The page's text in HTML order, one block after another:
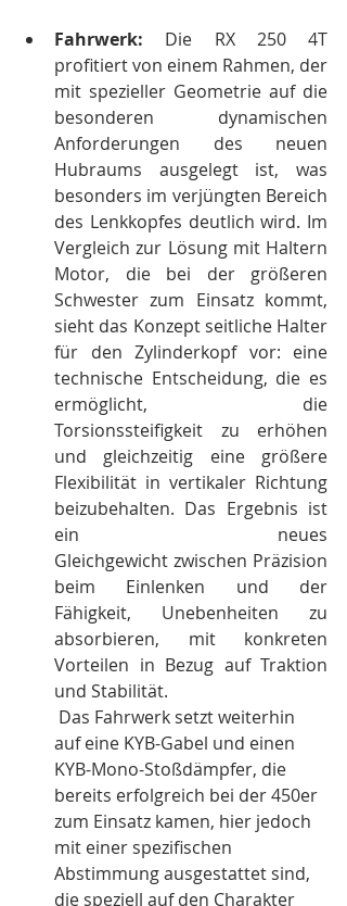
Fahrwerk: Die RX 250 4T
profitiert von einem Rahmen, der
mit spezieller Geometrie auf die
besonderen dynamischen
Anforderungen des neuen
Hubraums ausgelegt ist, was
besonders im verjüngten Bereich
des Lenkkopfes deutlich wird. Im
Vergleich zur Lösung mit Haltern
Motor, die bei der größeren
Schwester zum Einsatz kommt,
sieht das Konzept seitliche Halter
für den Zylinderkopf vor: eine
technische Entscheidung, die es
ermöglicht, die
Torsionssteifigkeit zu erhöhen
und gleichzeitig eine größere
Flexibilität in vertikaler Richtung
beizubehalten. Das Ergebnis ist
ein neues
Gleichgewicht zwischen Präzision
beim Einlenken und der
Fähigkeit, Unebenheiten zu
absorbieren, mit konkreten
Vorteilen in Bezug auf Traktion
und Stabilität.
Das Fahrwerk setzt weiterhin
auf eine KYB-Gabel und einen
KYB-Mono-Stoßdämpfer, die
bereits erfolgreich bei der 450er
zum Einsatz kamen, hier jedoch
mit einer spezifischen
Abstimmung ausgestattet sind,
die speziell auf den Charakter